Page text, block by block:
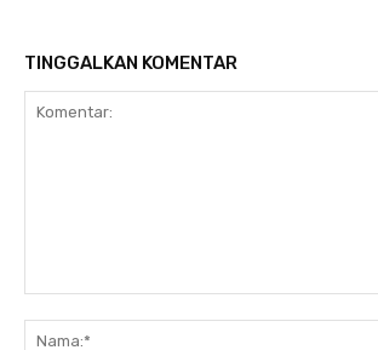
TINGGALKAN KOMENTAR